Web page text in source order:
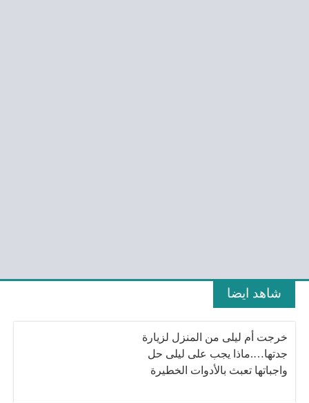
شاهد ايضا
خرجت أم ليلى من المنزل لزيارة
جدتها….ماذا يجب على ليلى حل
واجباتها تعبث بالأدوات الخطيرة